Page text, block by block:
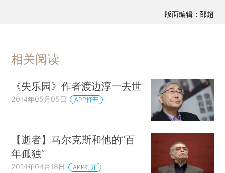
版面编辑：邵超
相关阅读
《失乐园》作者渡边淳一去世
2014年05月05日 APP打开
【逝者】马尔克斯和他的“百
年孤独”
2014年04月18日 APP打开